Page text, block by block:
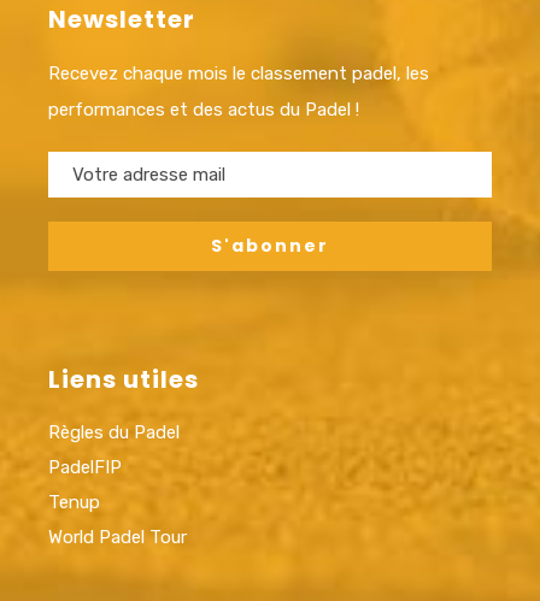
Newsletter
Recevez chaque mois le classement padel, les
performances et des actus du Padel !
Liens utiles
Règles du Padel
PadelFIP
Tenup
World Padel Tour